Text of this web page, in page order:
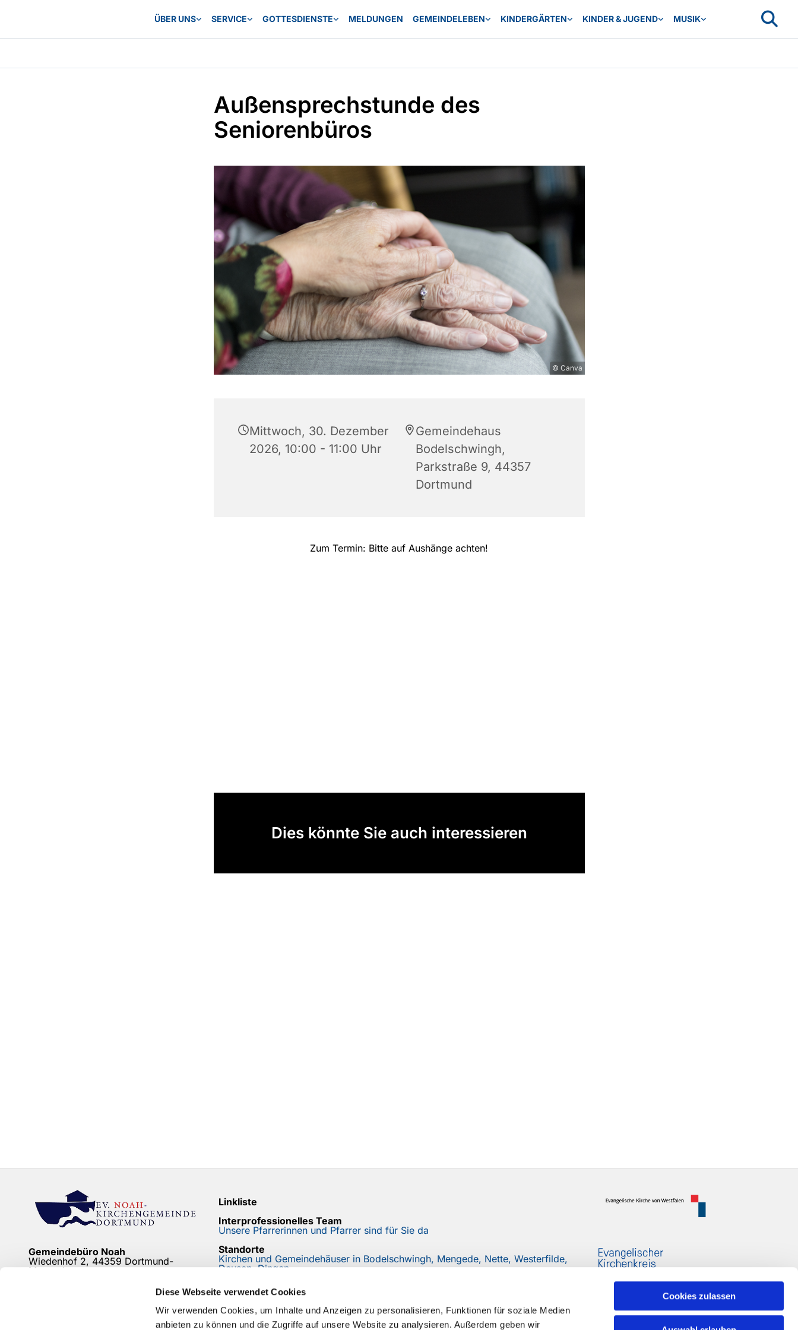
Diese Webseite verwendet Cookies
Wir verwenden Cookies, um Inhalte und Anzeigen zu personalisieren, Funktionen für soziale Medien
anbieten zu können und die Zugriffe auf unsere Website zu analysieren. Außerdem geben wir
Cookies zulassen
ÜBER UNS SERVICE GOTTESDIENSTE MELDUNGEN GEMEINDELEBEN KINDERGÄRTEN KINDER & JUGEND MUSIK
Außensprechstunde des
Seniorenbüros
© Canva
Mittwoch, 30. Dezember
2026, 10:00 - 11:00 Uhr
Gemeindehaus
Bodelschwingh,
Parkstraße 9, 44357
Dortmund
Zum Termin: Bitte auf Aushänge achten!
Dies könnte Sie auch interessieren
Gemeindebüro Noah
Wiedenhof 2, 44359 Dortmund-
Mengede
Friedhof Mengeder Schulstraße
Linkliste
Interprofessionelles Team
Unsere Pfarrerinnen und Pfarrer sind für Sie da
Standorte
Kirchen und Gemeindehäuser in Bodelschwingh, Mengede, Nette, Westerfilde,
Deusen, Dingen
Newsletter
Bleiben Sie mit unserem Mail-Newsletter auf dem Laufenden